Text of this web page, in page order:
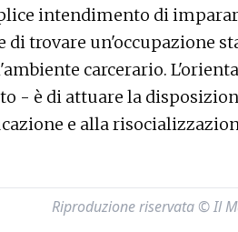
intendimento di
di trovare un'occupazione
carcerario.
- è di attuare la
e alla
Riproduzione riservata © Il